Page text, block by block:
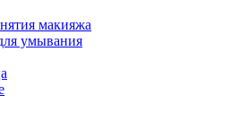
макияжа
умывания